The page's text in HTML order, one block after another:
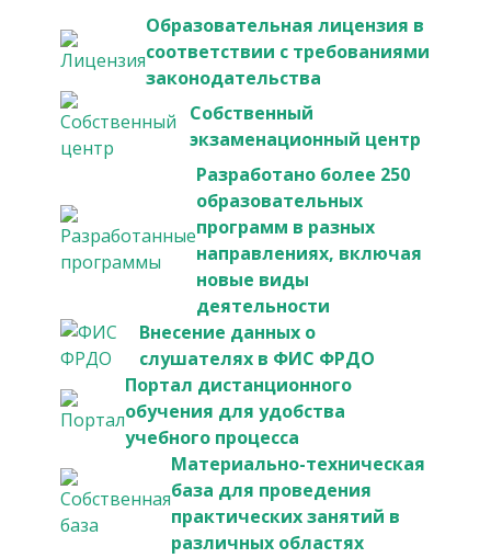
Образовательная лицензия в
соответствии с требованиями
законодательства
Собственный
экзаменационный центр
Разработано более 250
образовательных
программ в разных
направлениях, включая
новые виды
деятельности
Внесение данных о
слушателях в ФИС ФРДО
Портал дистанционного
обучения для удобства
учебного процесса
Материально-техническая
база для проведения
практических занятий в
различных областях